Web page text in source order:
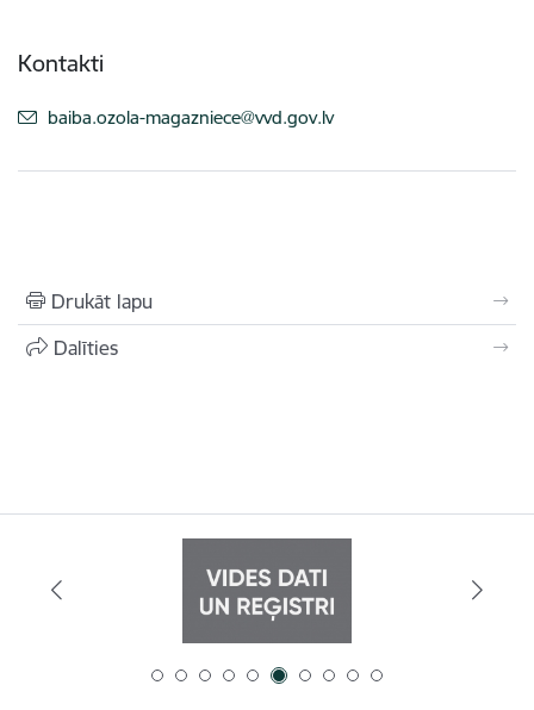
Kontakti
E-pasts:
baiba.ozola-magazniece@vvd.gov.lv
Drukāt lapu
Dalīties